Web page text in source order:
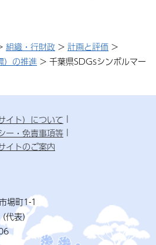
組織・行財政 > 計画と評価 >
）の推進 > 千葉県SDGsシンボルマー
イト）について
ー・免責事項等
イトのご案内
場町1-1
代表）